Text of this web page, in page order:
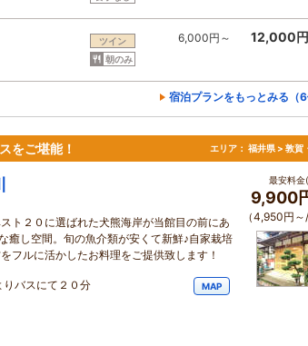
ツイン
朝のみ
6,000円～ 12,000
宿泊プランをもっとみる（6
をご堪能！ エリア： 福井県 > 敦賀
ト２０に選ばれた犬熊海岸が当館目の前にあ
癒し空間。旬の魚介類が安くて新鮮♪自家栽培
フルに活かしたお料理をご提供致します！
りバスにて２０分 MAP
最安料金
9,900
（4,950円～/